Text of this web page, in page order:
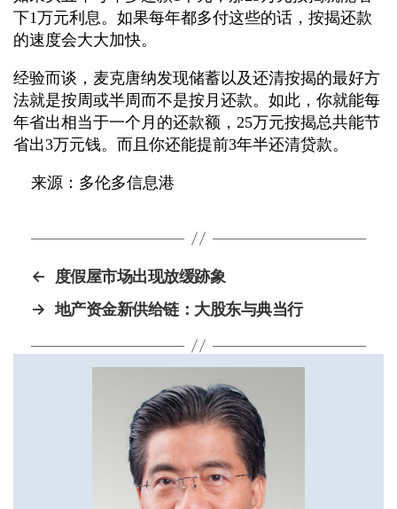
下1万元利息。如果每年都多付这些的话，按揭还款
的速度会大大加快。
经验而谈，麦克唐纳发现储蓄以及还清按揭的最好方
法就是按周或半周而不是按月还款。如此，你就能每
年省出相当于一个月的还款额，25万元按揭总共能节
省出3万元钱。而且你还能提前3年半还清贷款。
来源：多伦多信息港
←
度假屋市场出现放缓跡象
→ 地产资金新供给链：大股东与典当行